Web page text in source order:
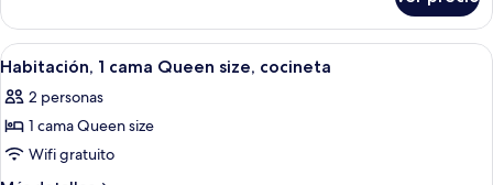
camas
matrimoniales
doble,
camas
Abrir
todas
las
fotos
de
Habitación de hotel con cama,
2
Habitación, 1 cama Queen size, cocineta
2 personas
1 cama Queen size
Wifi gratuito